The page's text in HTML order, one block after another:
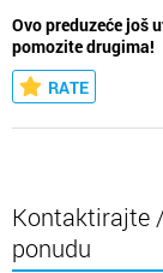
Ovo preduzeće još
pomozite drugima!
RATE
Kontaktirajte
ponudu